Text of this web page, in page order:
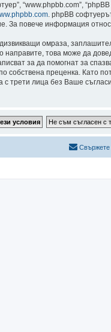
“www.phpbb.com”,
. phpBB
За повече информация
омраза,
това може да
за да помогнат за
преценка. Като
трети лица без Ваше
Свържете